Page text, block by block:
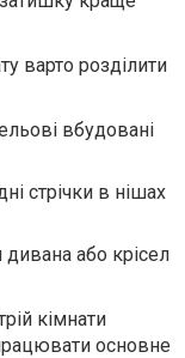
варто розділити
вбудовані
стрічки в нішах
або крісел
кімнати
основне